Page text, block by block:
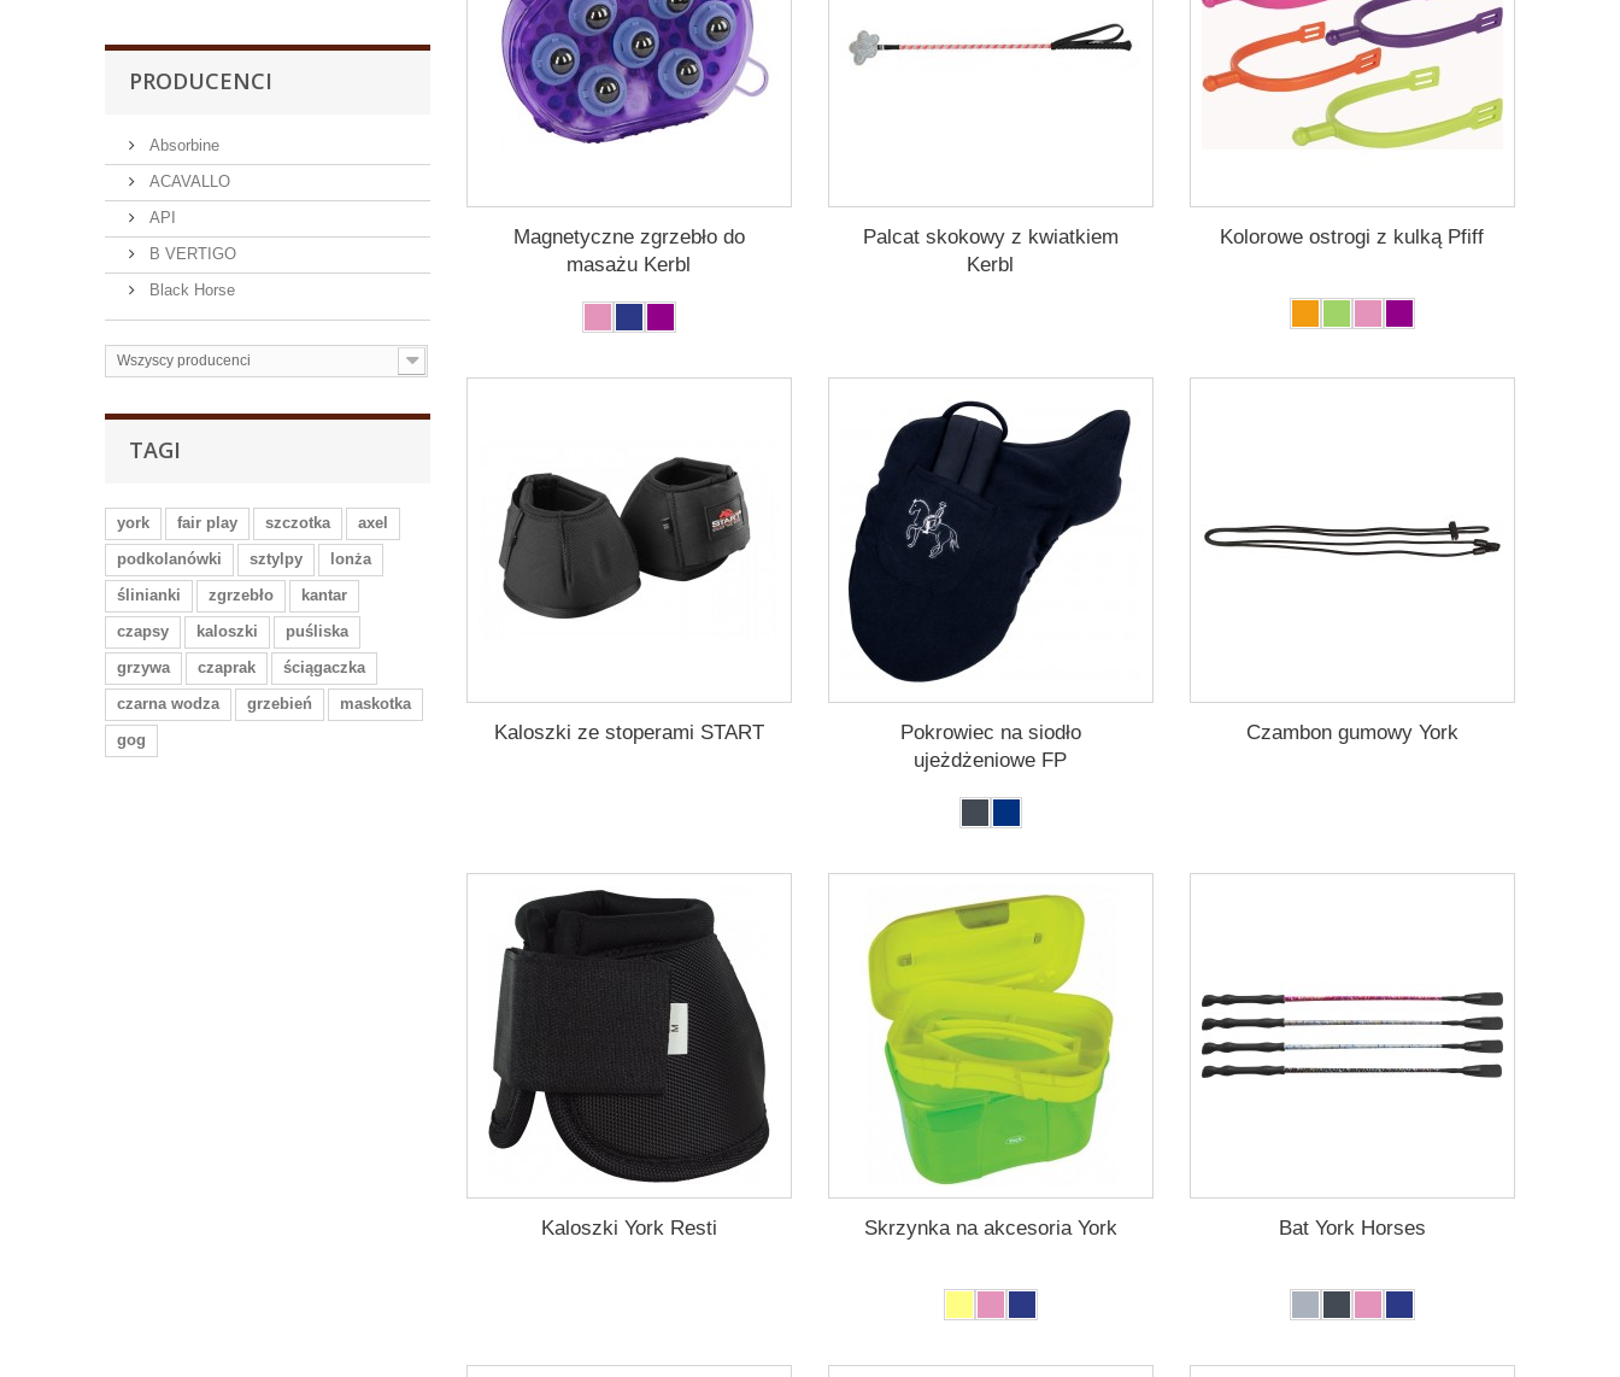
PRODUCENCI
Absorbine
ACAVALLO
API
B VERTIGO
Black Horse
Wszyscy producenci
TAGI
york fair play szczotka
axel
podkolanówki
sztylpy
lonża
ślinianki
zgrzebło
kantar
czapsy
kaloszki
puśliska
grzywa
czaprak
ściągaczka
czarna wodza
grzebień
maskotka
gog
Magnetyczne zgrzebło do
masażu Kerbl
Palcat skokowy z kwiatkiem
Kerbl
Kolorowe ostrogi z kulką Pfiff
Kaloszki ze stoperami START
Pokrowiec na siodło
ujeżdżeniowe FP
Czambon gumowy York
Kaloszki York Resti Skrzynka na akcesoria York Bat York Horses